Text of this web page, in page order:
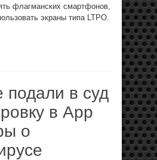
флагманских смартфонов,
экраны типа LTPO.
подали в суд
в App
о